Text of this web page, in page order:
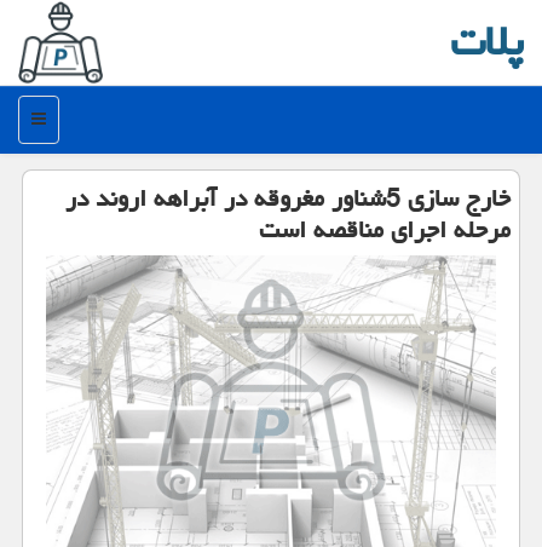
پلات
منو
خارج سازی 5شناور مغروقه در آبراهه اروند در
مرحله اجرای مناقصه است